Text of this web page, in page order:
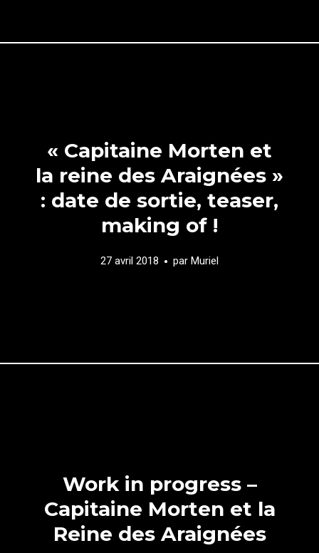
« Capitaine Morten et
la reine des Araignées »
: date de sortie, teaser,
making of !
27 avril 2018 par Muriel
Work in progress –
Capitaine Morten et la
Reine des Araignées